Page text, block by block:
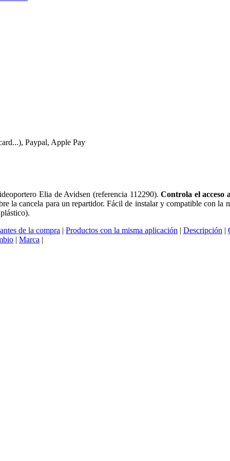
Paypal, Apple Pay
Elia de Avidsen (referencia 112290).Controla el acceso
la cancela para un repartidor. Fácil de instalar y compatible con la
de la compra | Productos con la misma aplicación | Descripción |
| Marca |